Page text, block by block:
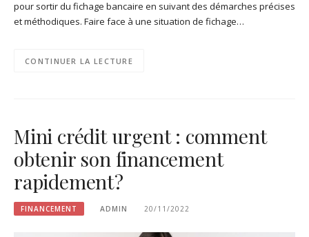
pour sortir du fichage bancaire en suivant des démarches précises
et méthodiques. Faire face à une situation de fichage…
CONTINUER LA LECTURE
Mini crédit urgent : comment
obtenir son financement
rapidement ?
FINANCEMENT ADMIN 20/11/2022